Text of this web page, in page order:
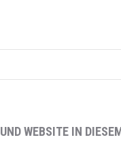
WEBSITE IN